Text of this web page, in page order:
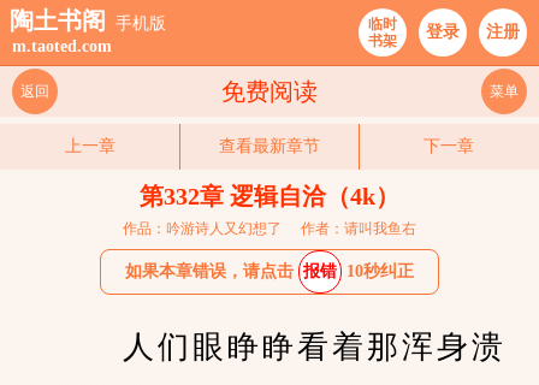
陶土书阁
手机版
m.taoted.com
临时
书架
登录 注册
免费阅读
返回 菜单
上一章 查看最新章节 下一章
第332章 逻辑自洽（4k）
作品：吟游诗人又幻想了 作者：请叫我鱼右
如果本章错误，请点击 报错 10秒纠正